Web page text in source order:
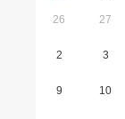
26 27
2 3
9 10